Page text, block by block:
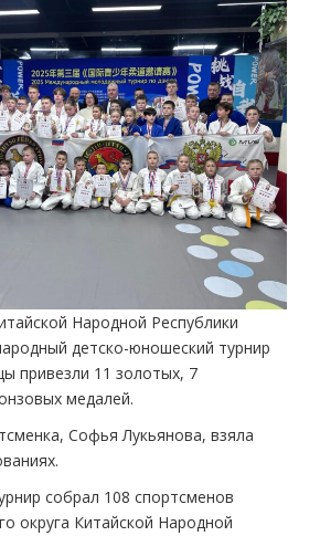
Народной Республики
детско-юношеский турнир
привезли 11 золотых, 7
медалей.
Софья Лукьянова, взяла
собрал 108 спортсменов
округа Китайской Народной